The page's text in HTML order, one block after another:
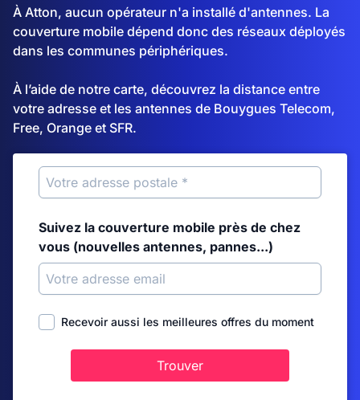
À Atton, aucun opérateur n'a installé d'antennes. La
couverture mobile dépend donc des réseaux déployés
dans les communes périphériques.
À l’aide de notre carte, découvrez la distance entre
votre adresse et les antennes de Bouygues Telecom,
Free, Orange et SFR.
Suivez la couverture mobile près de chez
vous (nouvelles antennes, pannes...)
Recevoir aussi les meilleures offres du moment
Trouver